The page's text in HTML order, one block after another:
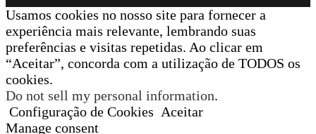
Usamos cookies no nosso site para fornecer a
experiência mais relevante, lembrando suas
preferências e visitas repetidas. Ao clicar em
“Aceitar”, concorda com a utilização de TODOS os
cookies.
Do not sell my personal information.
Configuração de Cookies Aceitar
Manage consent